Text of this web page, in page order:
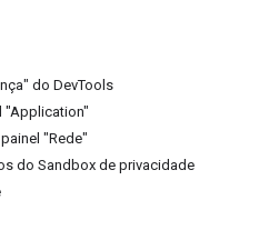
do DevTools
"Application"
"Rede"
do Sandbox de privacidade